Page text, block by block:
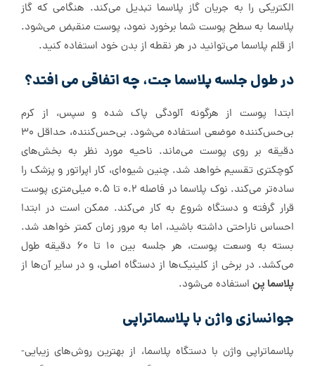
الکتریکی را به جریان گاز پلاسما تبدیل می‌کند. هنگامی که گاز
پلاسما به سطح پوست شما برخورد نمود، پوست منقبض می‌شود.
از قلم پلاسما می‌توانید در هر نقطه از بدن خود استفاده کنید.
در طول جلسه پلاسما جت، چه اتفاقی می افتد؟
ابتدا پوست از هرگونه آلودگی پاک شده و سپس، از کرم
بی‌حس‌کننده موضعی استفاده می‌شود. بی‌حس‌کننده، حداقل 30
دقیقه بر روی پوست می‌ماند. ناحیه مورد نظر به بخش‌های
کوچکتری تقسیم خواهد شد. چنین شیوه‌ای، کار اپراتور و پزشک را
ساده‌تر می‌کند. نوک پلاسما در فاصله 0.2 تا 0.5 میلی‌متری پوست
قرار گرفته و دستگاه شروع به کار می‌کند. ممکن است در ابتدا
احساس ناراحتی داشته باشید، اما به مرور زمان کمتر خواهد شد.
بسته به وسعت پوست، هر جلسه بین 10 تا 60 دقیقه طول
می‌کشد. در برخی از کلینیک‌ها از دستگاه اصلی، و در سایر آن‌ها از
پلاسما پن استفاده می‌شود.
جوانسازی واژن با پلاسما‌تراپی
پلاسما‌تراپی واژن با دستگاه پلاسما، از بهترین روش‌های زیبایی-